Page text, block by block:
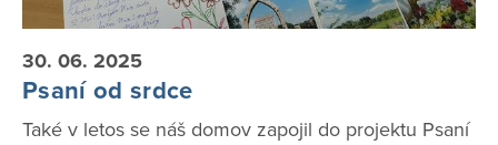
30. 06. 2025
Psaní od srdce
Také v letos se náš domov zapojil do projektu Psaní